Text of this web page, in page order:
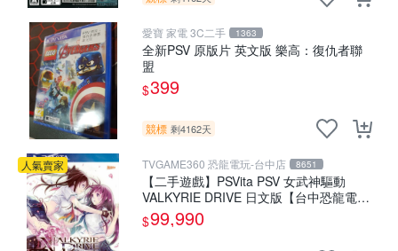
愛寶 家電 3C二手 1363
全新PSV 原版片 英文版 樂高：復仇者聯
盟
$399
競標 剩4162天
人氣賣家 TVGAME360 恐龍電玩-台中店 8651
【二手遊戲】PSVita PSV 女武神驅動
VALKYRIE DRIVE 日文版【台中恐龍電
玩】
$99,990